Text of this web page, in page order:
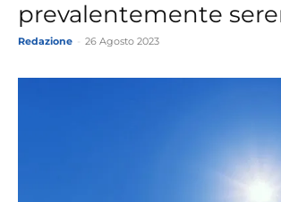
prevalentemente
Redazione 26 Agosto 2023